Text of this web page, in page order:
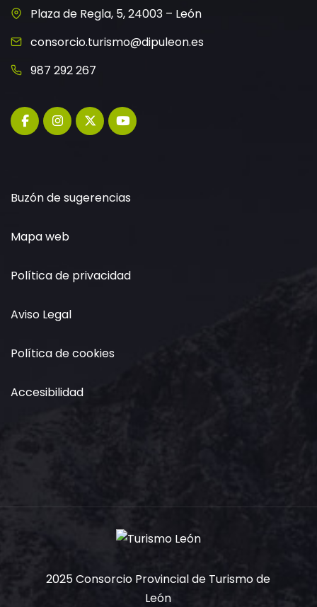
Plaza de Regla, 5, 24003 – León
consorcio.turismo@dipuleon.es
987 292 267
Buzón de sugerencias
Mapa web
Política de privacidad
Aviso Legal
Política de cookies
Accesibilidad
2025 Consorcio Provincial de Turismo de
León